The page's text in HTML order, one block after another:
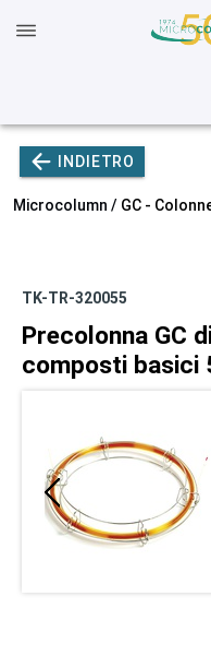
INDIETRO
Microcolumn / GC -
TK-TR-320055
Precolonna GC
composti basici